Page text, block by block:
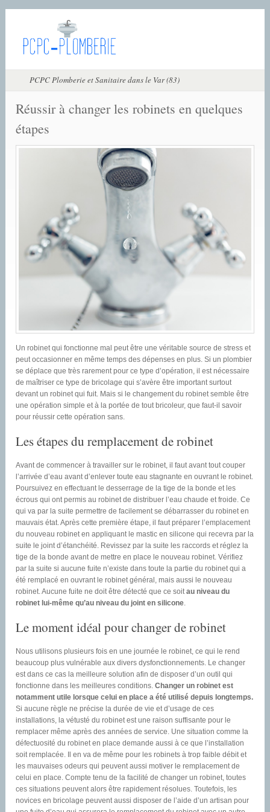
PCPC Plomberie et Sanitaire dans le Var (83)
Réussir à changer les robinets en quelques
étapes
Un robinet qui fonctionne mal peut être une véritable source de stress et
peut occasionner en même temps des dépenses en plus. Si un plombier
se déplace que très rarement pour ce type d’opération, il est nécessaire
de maîtriser ce type de bricolage qui s’avère être important surtout
devant un robinet qui fuit. Mais si le changement du robinet semble être
une opération simple et à la portée de tout bricoleur, que faut-il savoir
pour réussir cette opération sans.
Les étapes du remplacement de robinet
Avant de commencer à travailler sur le robinet, il faut avant tout couper
l’arrivée d’eau avant d’enlever toute eau stagnante en ouvrant le robinet.
Poursuivez en effectuant le desserrage de la tige de la bonde et les
écrous qui ont permis au robinet de distribuer l’eau chaude et froide. Ce
qui va par la suite permettre de facilement se débarrasser du robinet en
mauvais état. Après cette première étape, il faut préparer l’emplacement
du nouveau robinet en appliquant le mastic en silicone qui recevra par la
suite le joint d’étanchéité. Revissez par la suite les raccords et réglez la
tige de la bonde avant de mettre en place le nouveau robinet. Vérifiez
par la suite si aucune fuite n’existe dans toute la partie du robinet qui a
été remplacé en ouvrant le robinet général, mais aussi le nouveau
robinet. Aucune fuite ne doit être détecté que ce soitau niveau du
robinet lui-même qu’au niveau du joint en silicone
Le moment idéal pour changer de robinet
Nous utilisons plusieurs fois en une journée le robinet, ce qui le rend
beaucoup plus vulnérable aux divers dysfonctionnements. Le changer
est dans ce cas la meilleure solution afin de disposer d’un outil qui
fonctionne dans les meilleures conditions.Changer un robinet est
notamment utile lorsque celui en place a été utilisé depuis longtemps.
Si aucune règle ne précise la durée de vie et d’usage de ces
installations, la vétusté du robinet est une raison suffisante pour le
remplacer même après des années de service. Une situation comme la
défectuosité du robinet en place demande aussi à ce que l’installation
soit remplacée. Il en va de même pour les robinets à trop faible débit et
les mauvaises odeurs qui peuvent aussi motiver le remplacement de
celui en place. Compte tenu de la facilité de changer un robinet, toutes
ces situations peuvent alors être rapidement résolues. Toutefois, les
novices en bricolage peuvent aussi disposer de l’aide d’un artisan pour